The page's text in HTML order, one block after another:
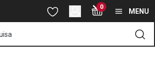
curvo SONIC 25 cm
para o conteúdo principal
Saltar para a pesquisa
Saltar para a navegação 0
MENU